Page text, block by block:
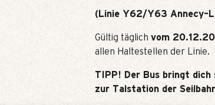
(Linie Y62/Y63
Gültig täglich vom
allen Haltestellen der Linie.
TIPP! Der Bus bringt dich
zur Talstation der